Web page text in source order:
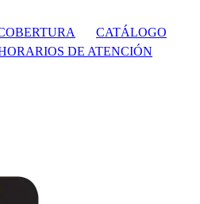
CATÁLOGO
DE ATENCIÓN